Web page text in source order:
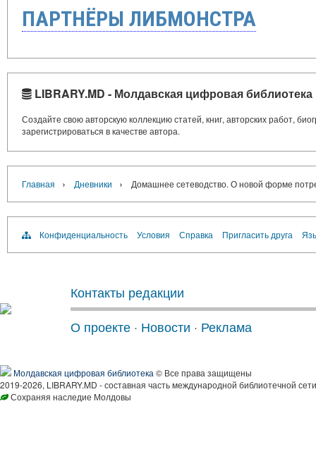
ПАРТНЁРЫ ЛИБМОНСТРА
LIBRARY.MD - Молдавская цифровая библиотека
Создайте свою авторскую коллекцию статей, книг, авторских работ,
зарегистрироваться в качестве автора.
Главная › Дневники › Домашнее сетеводство. О новой форме
Конфиденциальность Условия Справка Пригласить друга
Контакты редакции
О проекте · Новости · Реклама
Молдавская цифровая библиотека © Все права защищены
2019-2026, LIBRARY.MD - составная часть международной библиотечной
Сохраняя наследие Молдовы